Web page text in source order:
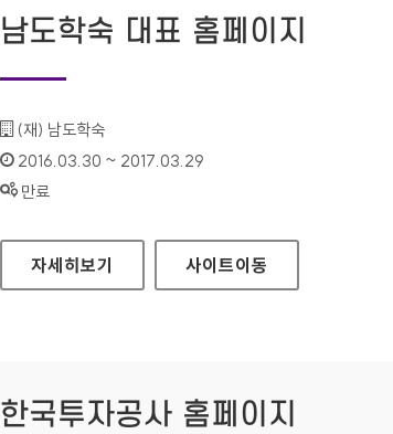
남도학숙 대표 홈페이지
기관명 :
(재) 남도학숙
인증기간 :
2016.03.30 ~ 2017.03.29
상태 :
만료
남도학숙 대표 홈페이지
자세히보기 사이트이동
한국투자공사 홈페이지